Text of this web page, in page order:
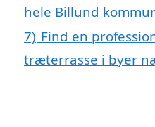
hele Billund
7) Find en
træterrasse i byer